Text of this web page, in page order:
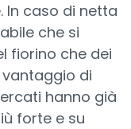
In caso di netta
che si
fiorino che dei
vantaggio di
hanno già
forte e su